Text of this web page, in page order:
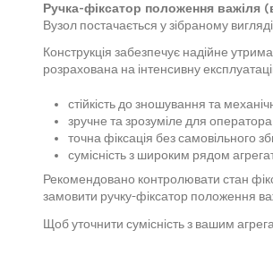
Ручка-фіксатор положення важіля
Вузол постачається у зібраному
Конструкція забезпечує надійне
розрахована на інтенсивну
стійкість до зношування та
зручне та зрозуміле для
точна фіксація без самовільного
сумісність з широким рядом
Рекомендовано контролювати стан
замовити ручку-фіксатор положення
Щоб уточнити сумісність з вашим